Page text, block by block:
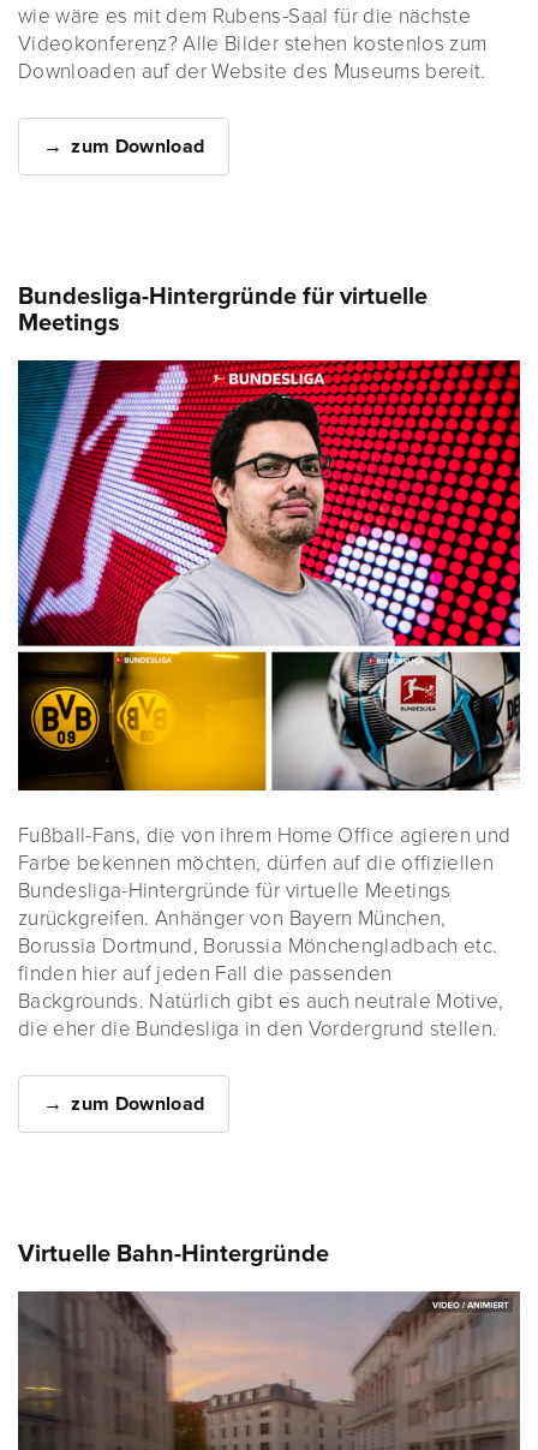
wie wäre es mit dem Rubens-Saal für die nächste
Videokonferenz? Alle Bilder stehen kostenlos zum
Downloaden auf der Website des Museums bereit.
zum Download
Bundesliga-Hintergründe für virtuelle
Meetings
Fußball-Fans, die von ihrem Home Office agieren und
Farbe bekennen möchten, dürfen auf die offiziellen
Bundesliga-Hintergründe für virtuelle Meetings
zurückgreifen. Anhänger von Bayern München,
Borussia Dortmund, Borussia Mönchengladbach etc.
finden hier auf jeden Fall die passenden
Backgrounds. Natürlich gibt es auch neutrale Motive,
die eher die Bundesliga in den Vordergrund stellen.
zum Download
Virtuelle Bahn-Hintergründe